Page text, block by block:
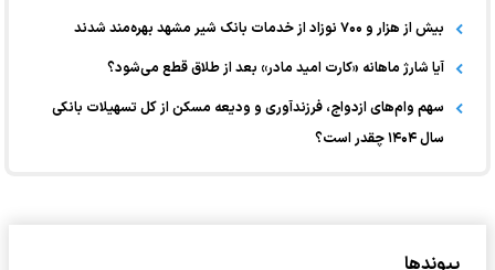
بیش از هزار و ۷۰۰ نوزاد از خدمات بانک شیر مشهد بهره‌مند شدند
آیا شارژ ماهانه «کارت امید مادر» بعد از طلاق قطع می‌شود؟
سهم وام‌های ازدواج، فرزندآوری و ودیعه مسکن از کل تسهیلات بانکی
سال ۱۴۰۴ چقدر است؟
پیوندها